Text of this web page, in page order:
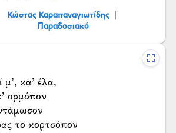
Κώστας Καραπαναγιωτίδης
Παραδοσιακό
μ’, κα’ έλα,
ορμόπον
το κορτσόπον